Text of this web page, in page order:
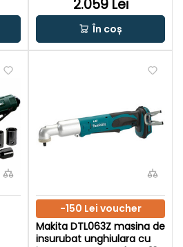
2.059 Lei
În coș
-150 Lei voucher
Makita DTL063Z masina de
insurubat unghiulara cu